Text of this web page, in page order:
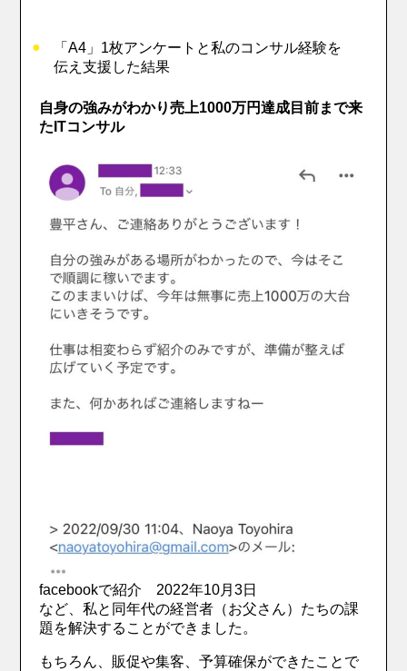
「A4」1枚アンケートと私のコンサル経験を
伝え支援した結果
自身の強みがわかり売上1000万円達成目前まで来
たITコンサル
facebookで紹介 2022年10月3日
など、私と同年代の経営者（お父さん）たちの課
題を解決することができました。
もちろん、販促や集客、予算確保ができたことで